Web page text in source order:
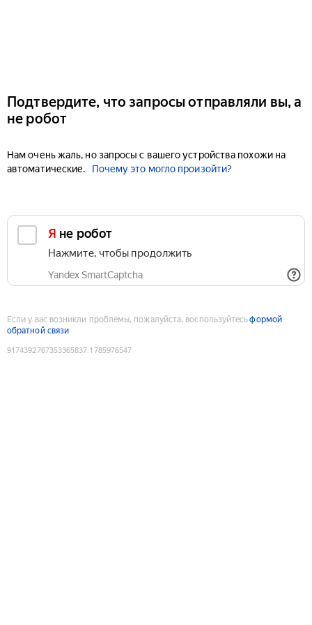
Подтвердите, что запросы отправляли вы, а
не робот
Нам очень жаль, но запросы с вашего устройства похожи на
автоматические.
Почему это могло произойти?
Я не робот
Нажмите, чтобы продолжить
Yandex SmartCaptcha
Если у вас возникли проблемы, пожалуйста, воспользуйтесьформой
обратной связи
9174392767353365837:1785976547